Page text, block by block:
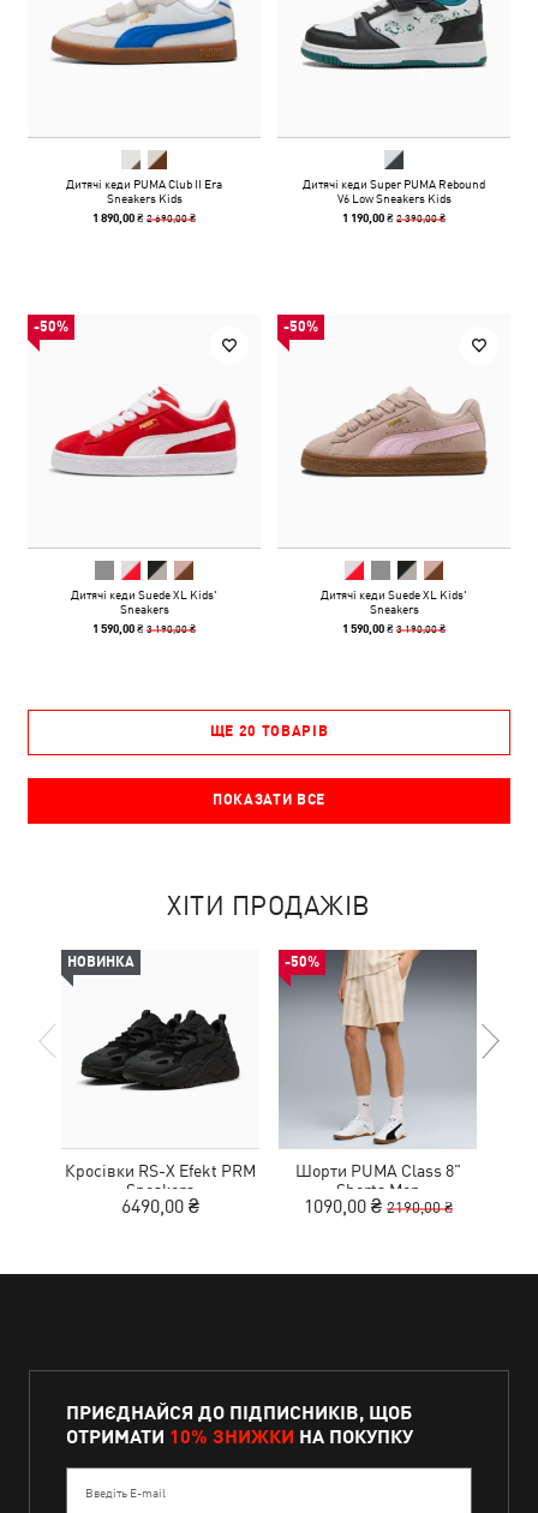
Дитячі кеди PUMA Club II Era
Sneakers Kids
1 890,00 ₴2 690,00 ₴
Дитячі кеди Super PUMA Rebound
V6 Low Sneakers Kids
1 190,00 ₴2 390,00 ₴
-50%
Дитячі кеди Suede XL Kids'
Sneakers
1 590,00 ₴3 190,00 ₴
-50%
Дитячі кеди Suede XL Kids'
Sneakers
1 590,00 ₴3 190,00 ₴
ЩЕ 20 ТОВАРІВ
ПОКАЗАТИ ВСЕ
ХІТИ ПРОДАЖІВ
НОВИНКА
Кросівки RS-X Efekt PRM
Sneakers
6490,00 ₴
-50%
Шорти PUMA Class 8"
Shorts Men
1090,00 ₴ 2190,00 ₴
ПРИЄДНАЙСЯ ДО ПІДПИСНИКІВ, ЩОБ
ОТРИМАТИ 10% ЗНИЖКИ НА ПОКУПКУ
Введіть E-mail